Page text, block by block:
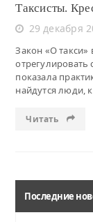
Таксисты.
29 декабря
Закон «О такси»
отрегулировать
показала
найдутся люди,
Читать
Последние